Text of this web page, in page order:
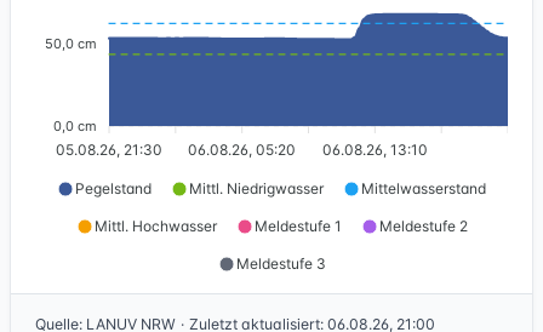
50,0 cm
0,0 cm
05.08.26, 21:30 06.08.26, 05:20 06.08.26, 13:10
Pegelstand Mittl. Niedrigwasser Mittelwasserstand
Mittl. Hochwasser Meldestufe 1 Meldestufe 2
Meldestufe 3
Quelle: LANUV NRW · Zuletzt aktualisiert: 06.08.26, 21:00